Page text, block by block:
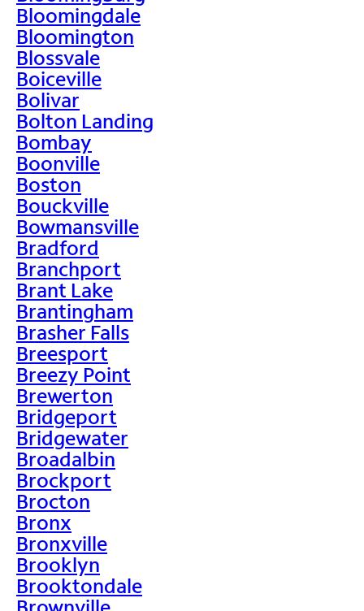
Bloomingdale
Bloomington
Blossvale
Boiceville
Bolivar
Bolton Landing
Bombay
Boonville
Boston
Bouckville
Bowmansville
Bradford
Branchport
Brant Lake
Brantingham
Brasher Falls
Breesport
Breezy Point
Brewerton
Bridgeport
Bridgewater
Broadalbin
Brockport
Brocton
Bronx
Bronxville
Brooklyn
Brooktondale